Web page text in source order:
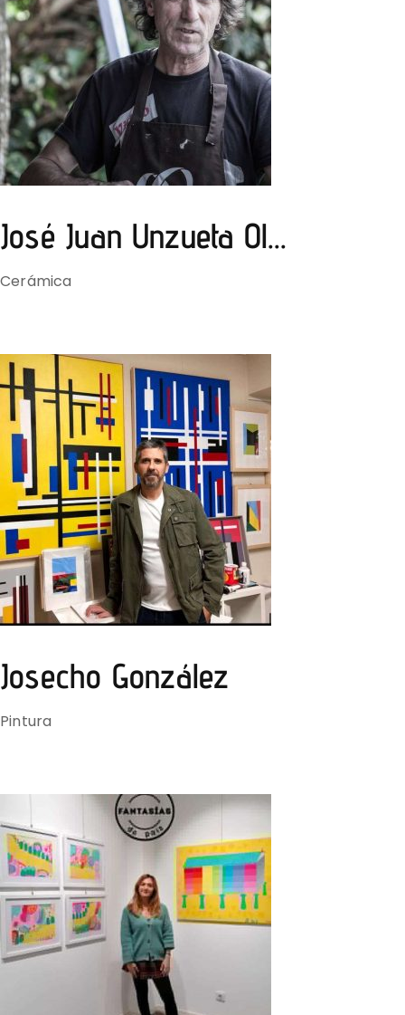
José Juan Unzueta Ol...
Cerámica
Josecho González
Pintura